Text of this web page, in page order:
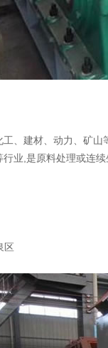
、建材、动力、矿山
业,是原料处理或连
区